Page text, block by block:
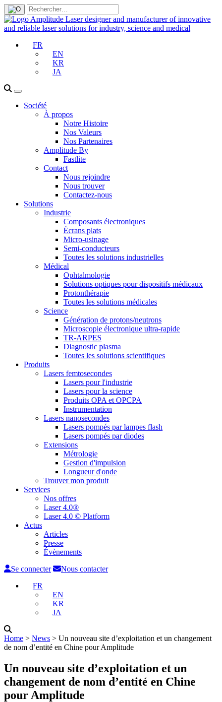
FR
EN
KR
JA
Société
À propos
Notre Histoire
Nos Valeurs
Nos Partenaires
Amplitude By
Fastlite
Contact
Nous rejoindre
Nous trouver
Contactez-nous
Solutions
Industrie
Composants électroniques
Écrans plats
Micro-usinage
Semi-conducteurs
Toutes les solutions industrielles
Médical
Ophtalmologie
Solutions optiques pour dispositifs médicaux
Protonthérapie
Toutes les solutions médicales
Science
Génération de protons/neutrons
Microscopie électronique ultra-rapide
TR-ARPES
Diagnostic plasma
Toutes les solutions scientifiques
Produits
Lasers femtosecondes
Lasers pour l'industrie
Lasers pour la science
Produits OPA et OPCPA
Instrumentation
Lasers nanosecondes
Lasers pompés par lampes flash
Lasers pompés par diodes
Extensions
Métrologie
Gestion d'impulsion
Longueur d'onde
Trouver mon produit
Services
Nos offres
Laser 4.0®
Laser 4.0 © Platform
Actus
Articles
Presse
Évènements
Se connecter
Nous contacter
FR
EN
KR
JA
Home ˃ News ˃ Un nouveau site d’exploitation et un changement
de nom d’entité en Chine pour Amplitude
Un nouveau site d’exploitation et un
changement de nom d’entité en Chine
pour Amplitude